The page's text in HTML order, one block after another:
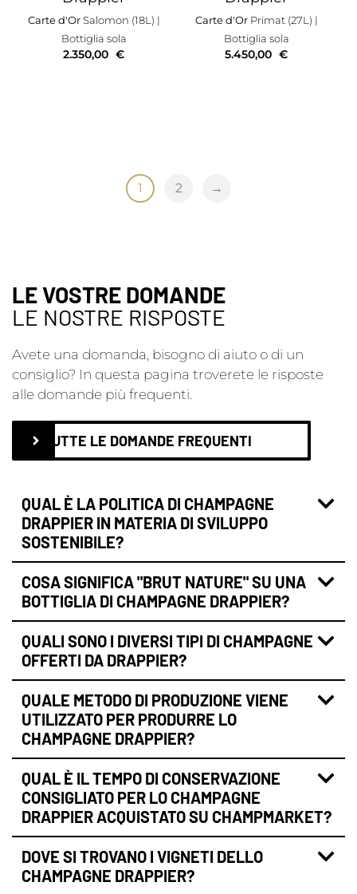
Carte d'OrSalomon (18L) |
Bottiglia sola
2.350,00 €
Carte d'Or Primat (27L) |
Bottiglia sola
5.450,00 €
1 2 →
LE VOSTRE DOMANDE
LE NOSTRE RISPOSTE
Avete una domanda, bisogno di aiuto o di un
consiglio? In questa pagina troverete le risposte
alle domande più frequenti.
TUTTE LE DOMANDE FREQUENTI
QUAL È LA POLITICA DI CHAMPAGNE
DRAPPIER IN MATERIA DI SVILUPPO
SOSTENIBILE?
COSA SIGNIFICA "BRUT NATURE" SU UNA
BOTTIGLIA DI CHAMPAGNE DRAPPIER?
QUALI SONO I DIVERSI TIPI DI CHAMPAGNE
OFFERTI DA DRAPPIER?
QUALE METODO DI PRODUZIONE VIENE
UTILIZZATO PER PRODURRE LO
CHAMPAGNE DRAPPIER?
QUAL È IL TEMPO DI CONSERVAZIONE
CONSIGLIATO PER LO CHAMPAGNE
DRAPPIER ACQUISTATO SU CHAMPMARKET?
DOVE SI TROVANO I VIGNETI DELLO
CHAMPAGNE DRAPPIER?